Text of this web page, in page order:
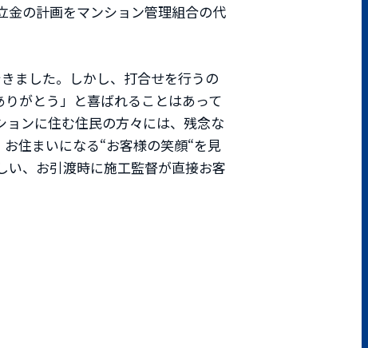
金の計画をマンション管理組合の代
ました。しかし、打合せを行うの
がとう」と喜ばれることはあって
ンに住む住民の方々には、残念な
住まいになる“お客様の笑顔“を見
、お引渡時に施工監督が直接お客